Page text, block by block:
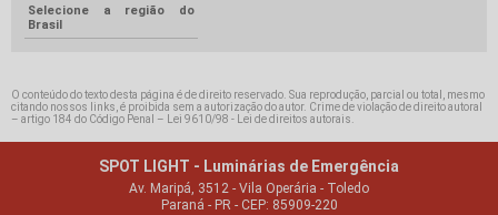
Selecione a região do
Brasil
O conteúdo do texto desta página é de direito reservado. Sua reprodução, parcial ou total, mesmo
citando nossos links, é proibida sem a autorização do autor. Crime de violação de direito autoral
– artigo 184 do Código Penal –
Lei 9610/98 - Lei de direitos autorais
SPOT LIGHT - Luminárias de Emergência
Av. Maripá, 3512 - Vila Operária - Toledo
Paraná - PR - CEP: 85909-220